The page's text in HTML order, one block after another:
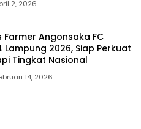
2, 2026
Angonsaka FC
Lampung 2026, Siap Perkuat
Tingkat Nasional
14, 2026